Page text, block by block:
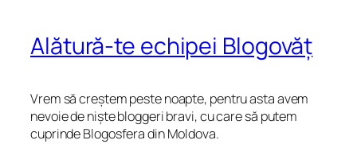
Alătură-te echipei Blogovăț
Vrem să creștem peste noapte, pentru asta avem
nevoie de niște bloggeri bravi, cu care să putem
cuprinde Blogosfera din Moldova.